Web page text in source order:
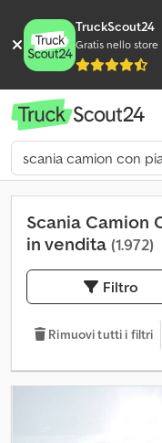
TruckScout24
Gratis nello store
Scania Camion
in vendita (1.972)
Filtro
Rimuovi tutti i filtri